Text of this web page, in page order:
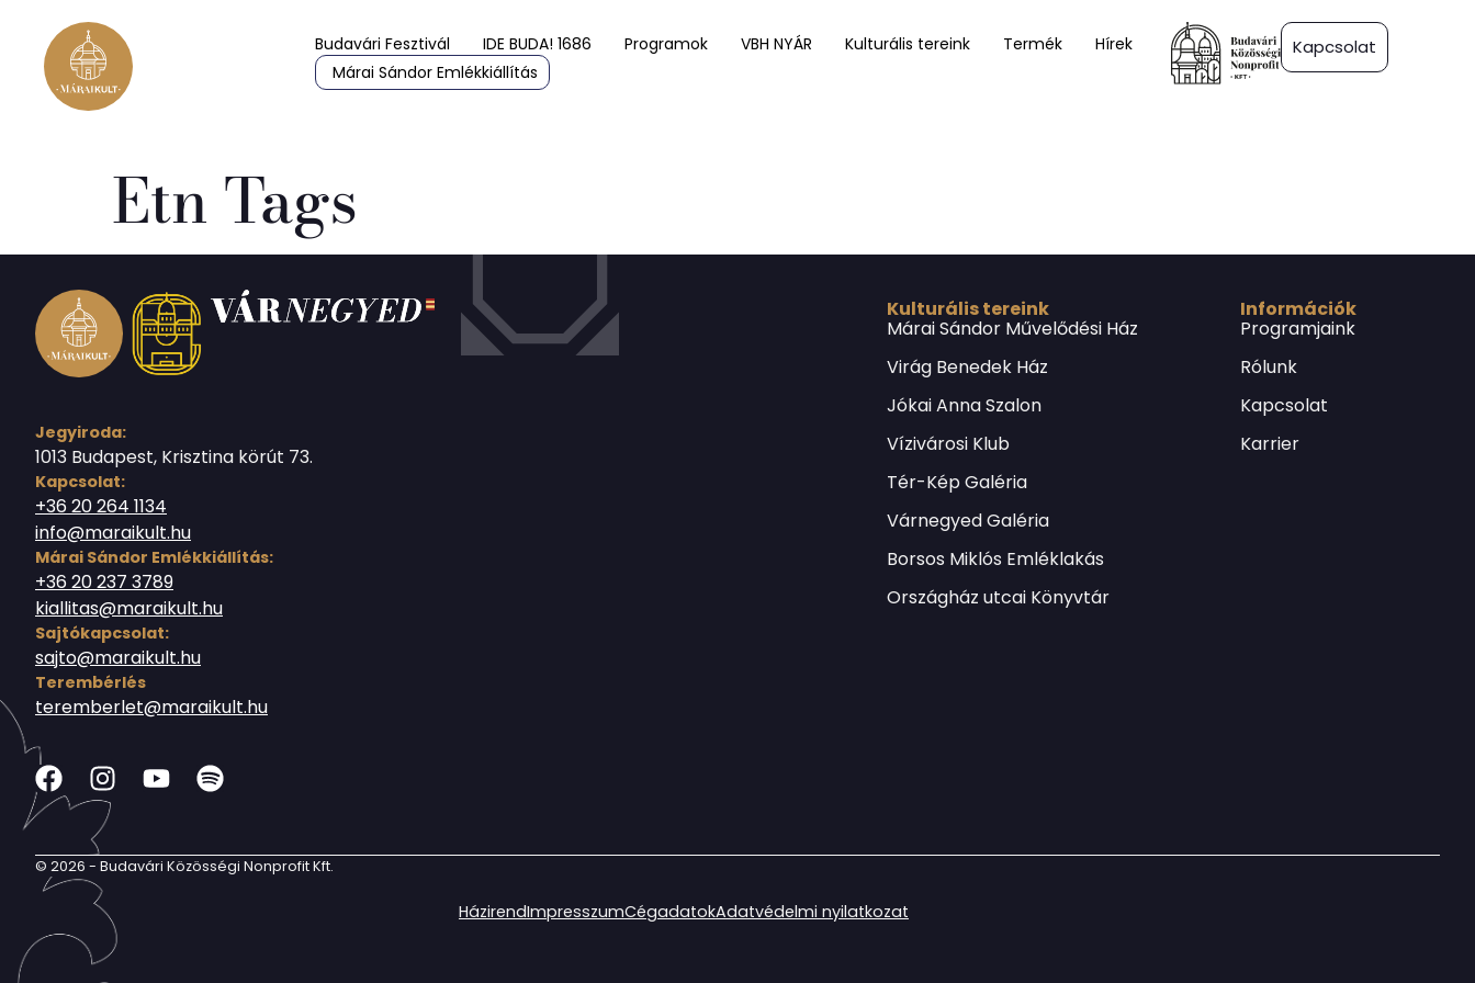
Budavári Fesztivál IDE BUDA! 1686 Programok VBH NYÁR Kulturális tereink Termék
Hírek
Márai Sándor Emlékkiállítás
Kapcsolat
Etn Tags
Jegyiroda:
1013 Budapest, Krisztina körút 73.
Kapcsolat:
+36 20 264 1134
info@maraikult.hu
Márai Sándor Emlékkiállítás:
+36 20 237 3789
kiallitas@maraikult.hu
Sajtókapcsolat:
sajto@maraikult.hu
Terembérlés
teremberlet@maraikult.hu
Kulturális tereink
Márai Sándor Művelődési Ház
Virág Benedek Ház
Jókai Anna Szalon
Vízivárosi Klub
Tér-Kép Galéria
Várnegyed Galéria
Borsos Miklós Emléklakás
Országház utcai Könyvtár
Információk
Programjaink
Rólunk
Kapcsolat
Karrier
© 2026 - Budavári Közösségi Nonprofit Kft.
HázirendImpresszumCégadatokAdatvédelmi nyilatkozat